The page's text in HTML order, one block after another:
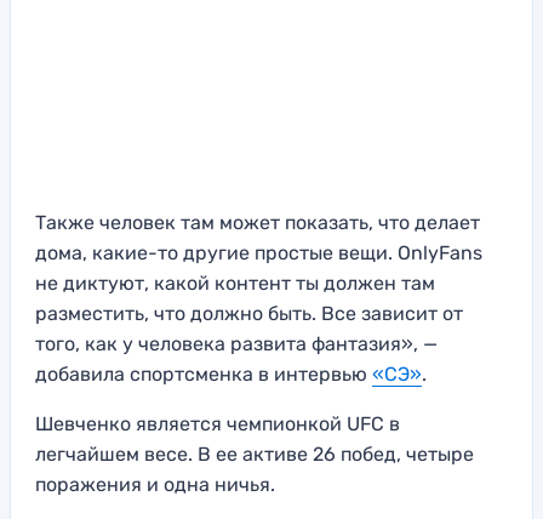
Также человек там может показать, что делает
дома, какие-то другие простые вещи. OnlyFans
не диктуют, какой контент ты должен там
разместить, что должно быть. Все зависит от
того, как у человека развита фантазия», —
добавила спортсменка в интервью «СЭ».
Шевченко является чемпионкой UFC в
легчайшем весе. В ее активе 26 побед, четыре
поражения и одна ничья.